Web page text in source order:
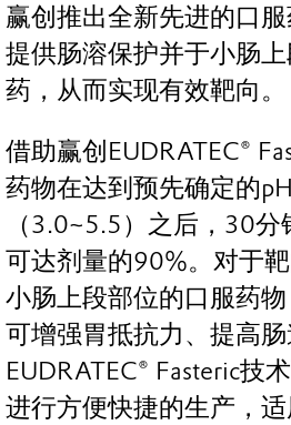
赢创推出全新先进的口
提供肠溶保护并于小肠
药，从而实现有效靶向。
借助赢创EUDRATEC®
药物在达到预先确定的
（3.0~5.5）之后，30
可达剂量的90%。对于
小肠上段部位的口服药
可增强胃抵抗力、提高肠
EUDRATEC® Fasteric技
进行方便快捷的生产，